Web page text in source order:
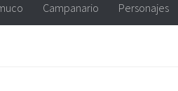
Campanario Personajes